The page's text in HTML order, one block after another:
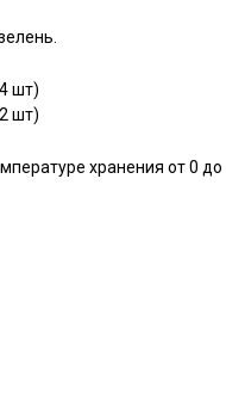
шт)
шт)
хранения от 0